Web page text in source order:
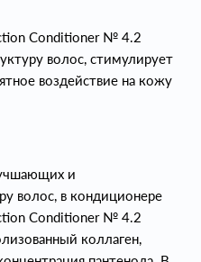
Conditioner № 4.2
волос, стимулирует
воздействие на кожу
и
волос, в кондиционере
Conditioner № 4.2
коллаген,